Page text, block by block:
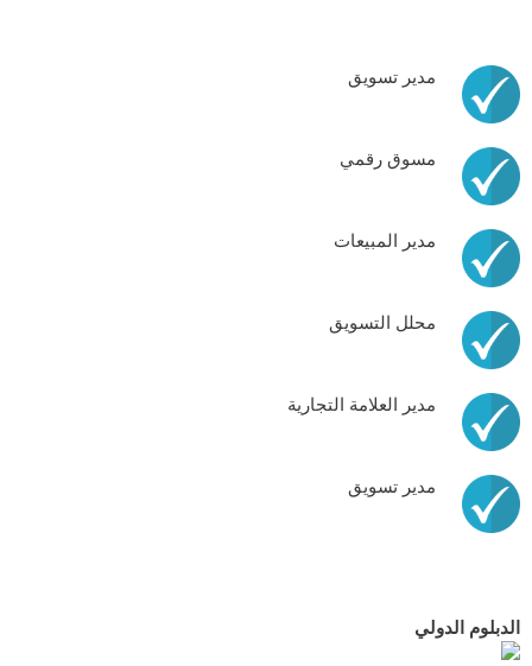
مدير تسويق
مسوق رقمي
مدير المبيعات
محلل التسويق
مدير العلامة التجارية
مدير تسويق
الدبلوم الدولي